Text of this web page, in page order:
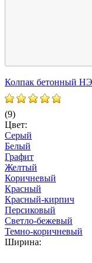
Колпак бетонный
(9)
Цвет:
Серый
Белый
Графит
Желтый
Коричневый
Красный
Красный-кирпич
Персиковый
Светло-бежевый
Темно-коричневый
Ширина: